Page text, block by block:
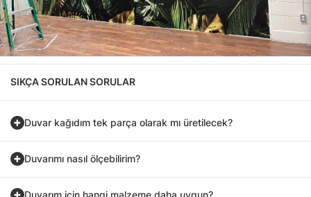
SIKÇA SORULAN SORULAR
Duvar kağıdım tek parça olarak mı üretilecek?
Duvarımı nasıl ölçebilirim?